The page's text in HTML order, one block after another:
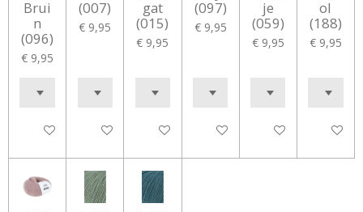
Brui
n
(096)
€ 9,95
In winkelwagen
(007)
€ 9,95
In winkelwagen
gat
(015)
€ 9,95
In winkelwagen
(097)
€ 9,95
In winkelwagen
je
(059)
€ 9,95
In winkelwagen
ol
(188)
€ 9,95
In